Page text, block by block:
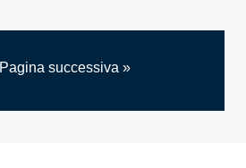
Pagina successiva »